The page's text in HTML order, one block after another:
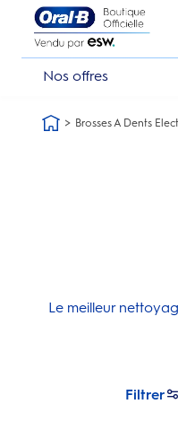
Skip Navigation1
Nos offres
Brosses A Dents
Le meilleur
Filtrer